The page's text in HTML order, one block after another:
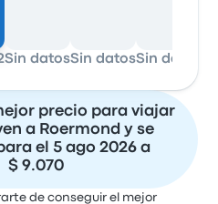
Sin datosSin datosSin datos
precio para viajar
a Roermond y se
el 5 ago 2026 a
$ 9.070
de conseguir el mejor